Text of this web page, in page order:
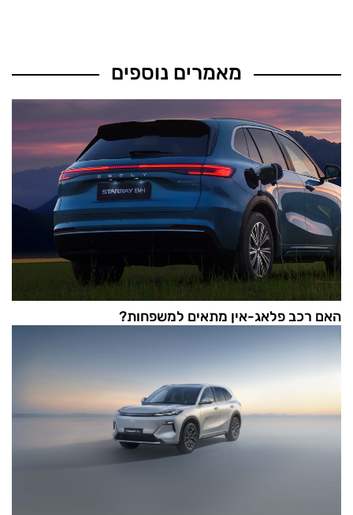
מאמרים נוספים
האם רכב פלאג-אין מתאים למשפחות?